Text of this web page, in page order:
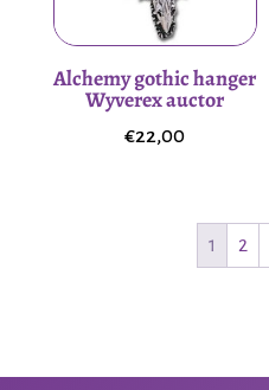
Alchemy gothic hanger
Wyverex auctor
€22,00
1 2